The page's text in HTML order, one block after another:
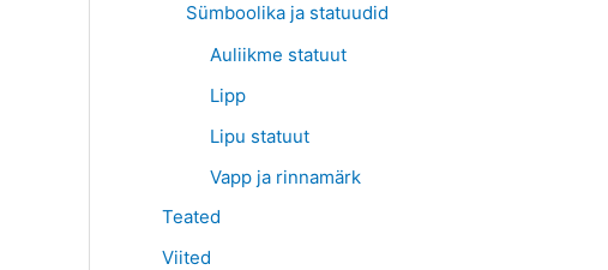
Sümboolika ja statuudid
Auliikme statuut
Lipp
Lipu statuut
Vapp ja rinnamärk
Teated
Viited